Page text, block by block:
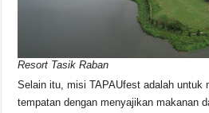
Resort Tasik Raban
Selain itu, misi TAPAUfest adalah untuk
tempatan dengan menyajikan makanan